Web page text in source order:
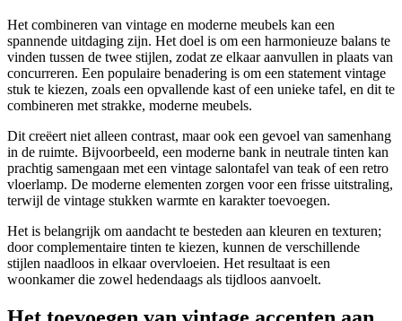
Het combineren van vintage en moderne meubels kan een
spannende uitdaging zijn. Het doel is om een harmonieuze balans te
vinden tussen de twee stijlen, zodat ze elkaar aanvullen in plaats van
concurreren. Een populaire benadering is om een statement vintage
stuk te kiezen, zoals een opvallende kast of een unieke tafel, en dit te
combineren met strakke, moderne meubels.
Dit creëert niet alleen contrast, maar ook een gevoel van samenhang
in de ruimte. Bijvoorbeeld, een moderne bank in neutrale tinten kan
prachtig samengaan met een vintage salontafel van teak of een retro
vloerlamp. De moderne elementen zorgen voor een frisse uitstraling,
terwijl de vintage stukken warmte en karakter toevoegen.
Het is belangrijk om aandacht te besteden aan kleuren en texturen;
door complementaire tinten te kiezen, kunnen de verschillende
stijlen naadloos in elkaar overvloeien. Het resultaat is een
woonkamer die zowel hedendaags als tijdloos aanvoelt.